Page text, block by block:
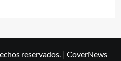
reservados. | CoverNews